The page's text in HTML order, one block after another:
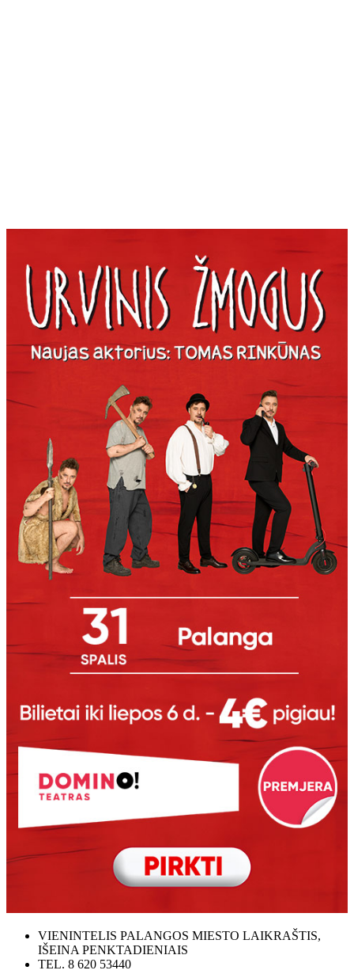
VIENINTELIS PALANGOS MIESTO LAIKRAŠTIS,
IŠEINA PENKTADIENIAIS
TEL. 8 620 53440